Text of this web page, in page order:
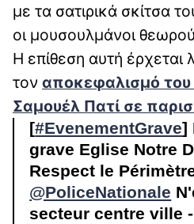
με τα σατιρικά σκίτσα
οι μουσουλμάνοι
Η επίθεση αυτή έρχεται
τον αποκεφαλισμό
Σαμουέλ Πατί σε
[#EvenementGrave]
grave Eglise Notre
Respect le
@PoliceNationale
secteur centre ville